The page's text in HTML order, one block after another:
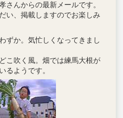
さんからの最新メールです。
い、掲載しますのでお楽しみ
ずか。気忙しくなってきまし
こ吹く風。畑では練馬大根が
るようです。